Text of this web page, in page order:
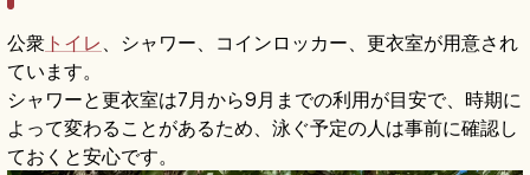
公衆 トイレ 、シャワー、コインロッカー、更衣室が用意され
ています。
シャワーと更衣室は7月から9月までの利用が目安で、時期に
よって変わることがあるため、泳ぐ予定の人は事前に確認し
ておくと安心です。